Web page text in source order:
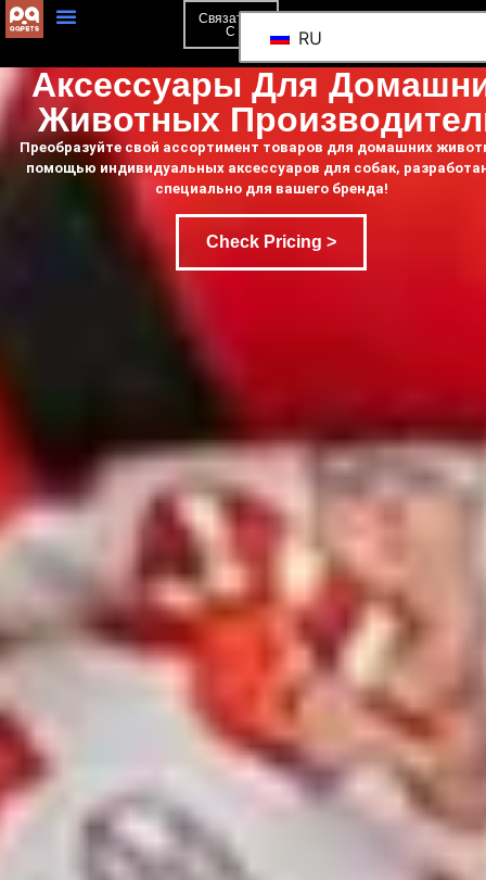
Связаться
С
RU
Аксессуары Для
Животных
Преобразуйте свой ассортимент товаров для домашних
помощью индивидуальных аксессуаров для собак,
специально для вашего бренда!
Check Pricing >